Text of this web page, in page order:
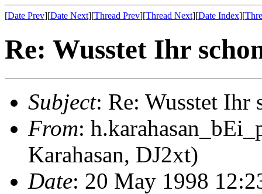
[Date Prev][Date Next][Thread Prev][Thread Next][Date Index][
Re: Wusstet Ihr
Subject: Re: Wusstet Ihr
From:
Karahasan, DJ2xt)
Date: 20 May 1998